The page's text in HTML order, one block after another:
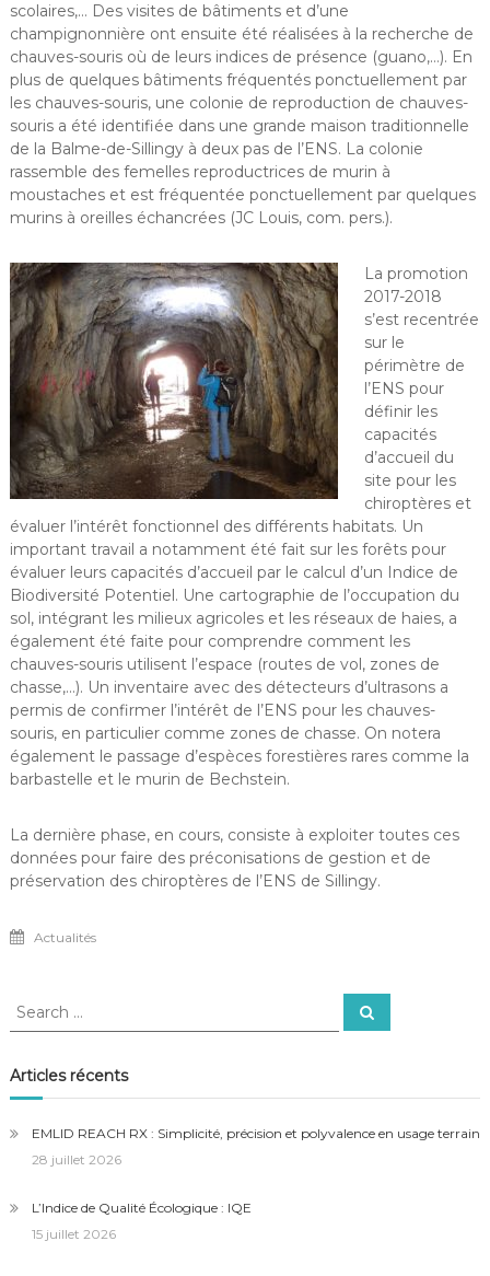
scolaires,… Des visites de bâtiments et d’une
champignonnière ont ensuite été réalisées à la recherche de
chauves-souris où de leurs indices de présence (guano,…). En
plus de quelques bâtiments fréquentés ponctuellement par
les chauves-souris, une colonie de reproduction de chauves-
souris a été identifiée dans une grande maison traditionnelle
de la Balme-de-Sillingy à deux pas de l’ENS. La colonie
rassemble des femelles reproductrices de murin à
moustaches et est fréquentée ponctuellement par quelques
murins à oreilles échancrées (JC Louis, com. pers.).
La promotion
2017-2018
s’est recentrée
sur le
périmètre de
l’ENS pour
définir les
capacités
d’accueil du
site pour les
chiroptères et
évaluer l’intérêt fonctionnel des différents habitats. Un
important travail a notamment été fait sur les forêts pour
évaluer leurs capacités d’accueil par le calcul d’un Indice de
Biodiversité Potentiel. Une cartographie de l’occupation du
sol, intégrant les milieux agricoles et les réseaux de haies, a
également été faite pour comprendre comment les
chauves-souris utilisent l’espace (routes de vol, zones de
chasse,…). Un inventaire avec des détecteurs d’ultrasons a
permis de confirmer l’intérêt de l’ENS pour les chauves-
souris, en particulier comme zones de chasse. On notera
également le passage d’espèces forestières rares comme la
barbastelle et le murin de Bechstein.
La dernière phase, en cours, consiste à exploiter toutes ces
données pour faire des préconisations de gestion et de
préservation des chiroptères de l’ENS de Sillingy.
Actualités
Search
Search
Articles récents
EMLID REACH RX : Simplicité, précision et polyvalence en usage terrain
28 juillet 2026
L’Indice de Qualité Écologique : IQE
15 juillet 2026